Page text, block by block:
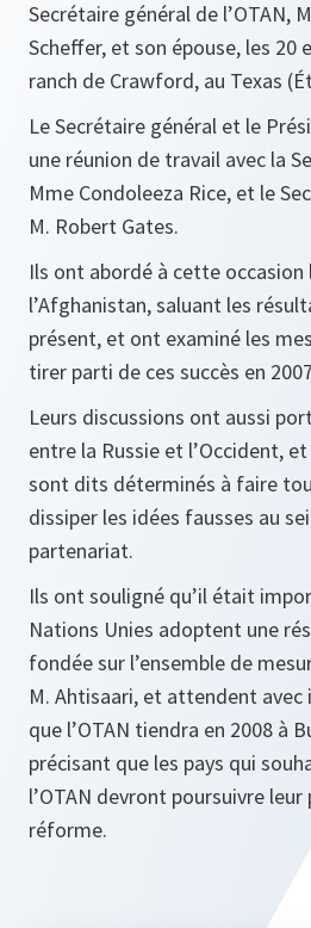
Secrétaire général de l’OTAN,
Scheffer, et son épouse, les 20
ranch de Crawford, au Texas
Le Secrétaire général et le
une réunion de travail avec la
Mme Condoleeza Rice, et le
M. Robert Gates.
Ils ont abordé à cette
l’Afghanistan, saluant les
présent, et ont examiné les
tirer parti de ces succès en
Leurs discussions ont aussi
entre la Russie et l’Occident,
sont dits déterminés à faire
dissiper les idées fausses au
partenariat.
Ils ont souligné qu’il était
Nations Unies adoptent une
fondée sur l’ensemble de
M. Ahtisaari, et attendent
que l’OTAN tiendra en 2008 à
précisant que les pays qui
l’OTAN devront poursuivre leur
réforme.